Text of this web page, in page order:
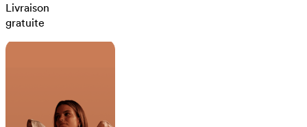
Livraison
gratuite